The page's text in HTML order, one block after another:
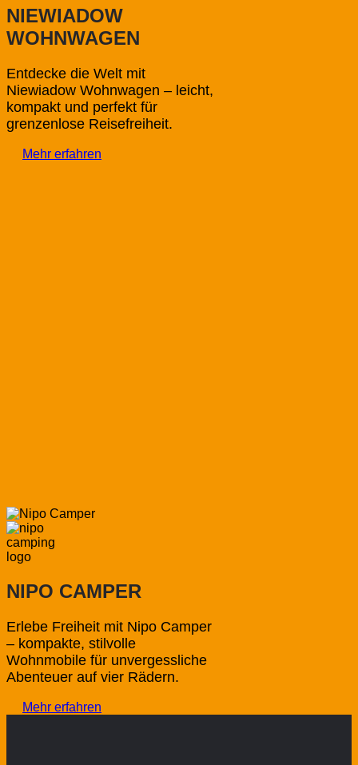
NIEWIADOW
WOHNWAGEN
Entdecke die Welt mit
Niewiadow Wohnwagen – leicht,
kompakt und perfekt für
grenzenlose Reisefreiheit.
Mehr erfahren
NIPO CAMPER
Erlebe Freiheit mit Nipo Camper
– kompakte, stilvolle
Wohnmobile für unvergessliche
Abenteuer auf vier Rädern.
Mehr erfahren